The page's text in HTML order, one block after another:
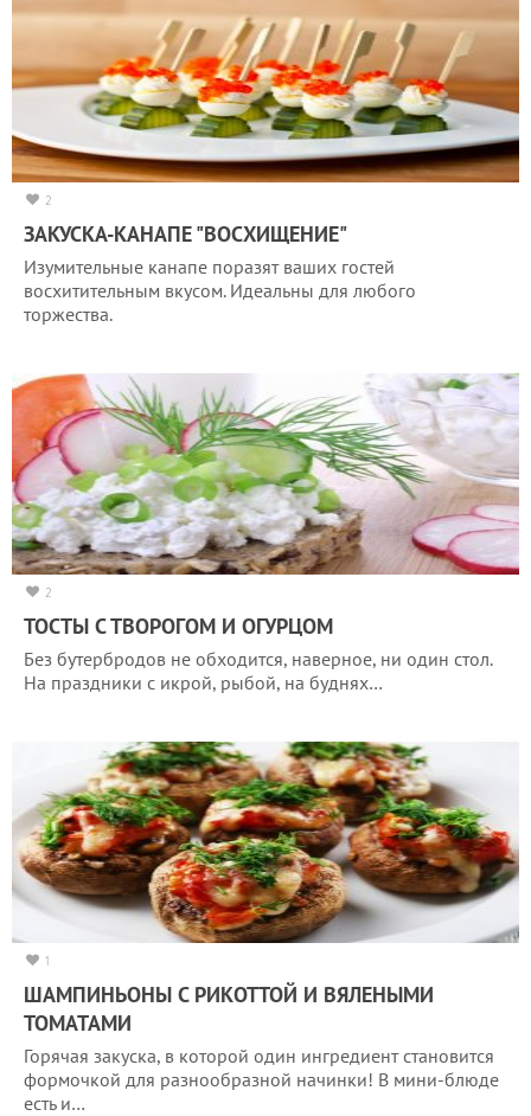
2
ЗАКУСКА-КАНАПЕ "ВОСХИЩЕНИЕ"
Изумительные канапе поразят ваших гостей
восхитительным вкусом. Идеальны для любого
торжества.
2
ТОСТЫ С ТВОРОГОМ И ОГУРЦОМ
Без бутербродов не обходится, наверное, ни один стол.
На праздники с икрой, рыбой, на буднях…
1
ШАМПИНЬОНЫ С РИКОТТОЙ И ВЯЛЕНЫМИ
ТОМАТАМИ
Горячая закуска, в которой один ингредиент становится
формочкой для разнообразной начинки! В мини-блюде
есть и…